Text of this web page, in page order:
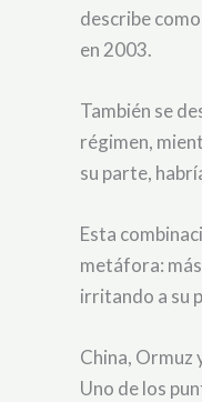
describe
en 2003.
También se
régimen,
su parte,
Esta
metáfora:
irritando a su
China, Ormuz
Uno de los